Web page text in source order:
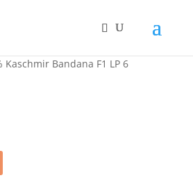
Kaschmir Bandana F1 LP 6